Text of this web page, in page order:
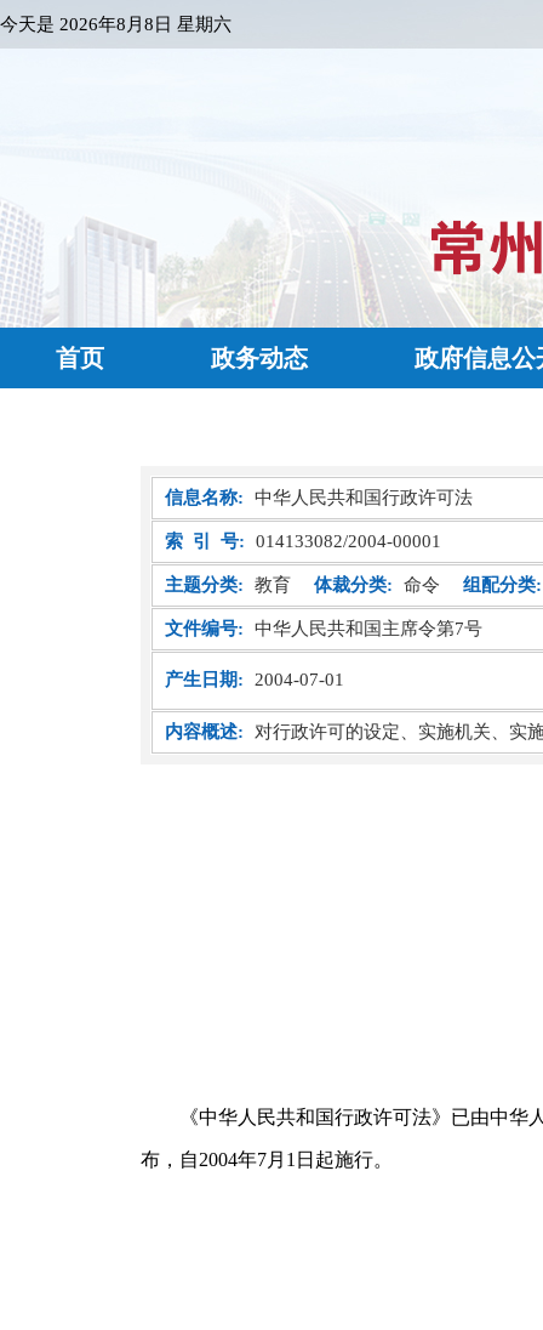
今天是 2026年8月8日 星期六
首页 政务动态 政府信息公
信息名称: 中华人民共和国行政许可法
索 引 号: 014133082/2004-00001
主题分类: 教育 体裁分类: 命令 组配分类:
文件编号: 中华人民共和国主席令第7号
产生日期: 2004-07-01
内容概述: 对行政许可的设定、实施机关、实
《中华人民共和国行政许可法》已由中华
布，自2004年7月 1 日起施行。